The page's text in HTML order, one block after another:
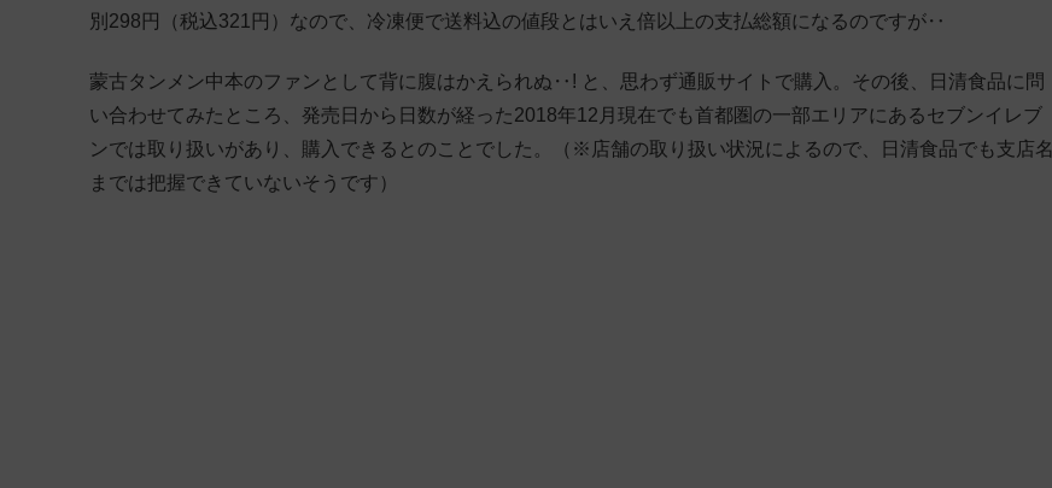
別298円（税込321円）なので、冷凍便で送料込の値段とはいえ倍以上の支払総額になるのですが‥
蒙古タンメン中本のファンとして背に腹はかえられぬ‥! と、思わず通販サイトで購入。その後、日清食品に問
い合わせてみたところ、発売日から日数が経った2018年12月現在でも首都圏の一部エリアにあるセブンイレブ
ンでは取り扱いがあり、購入できるとのことでした。（※店舗の取り扱い状況によるので、日清食品でも支店名
までは把握できていないそうです）